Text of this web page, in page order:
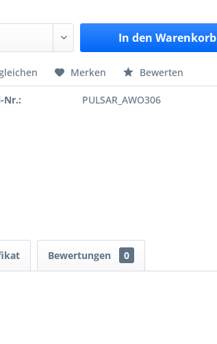
In den Warenkorb
Merken Bewerten
Nr.: PULSAR_AWO306
Bewertungen 0